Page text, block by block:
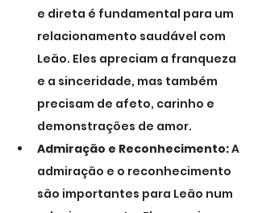
e direta é fundamental para um
relacionamento saudável com
Leão. Eles apreciam a franqueza
e a sinceridade, mas também
precisam de afeto, carinho e
demonstrações de amor.
Admiração e Reconhecimento: A
admiração e o reconhecimento
são importantes para Leão num